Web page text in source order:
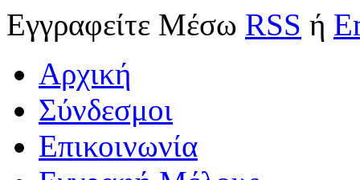
Εγγραφείτε Μέσω RSS ή
Αρχική
Σύνδεσμοι
Επικοινωνία